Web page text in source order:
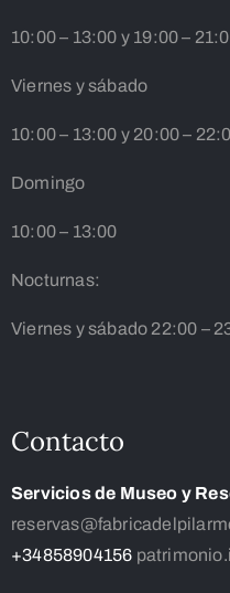
10:00 – 13:00 y 19:00 –
Viernes y sábado
10:00 – 13:00 y 20:00 –
Domingo
10:00 – 13:00
Nocturnas:
Viernes y sábado 22:00 –
Contacto
Servicios de Museo y
+34858904156